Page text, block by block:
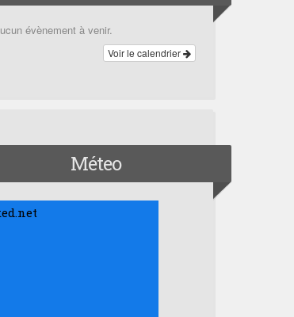
évènement à venir.
Voir le calendrier
Méteo